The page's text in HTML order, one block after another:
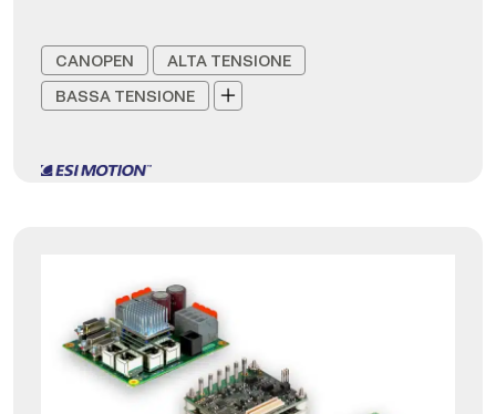
CANOPEN
ALTA TENSIONE
BASSA TENSIONE